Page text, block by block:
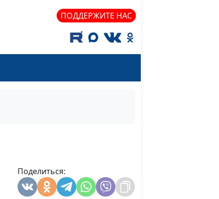
ПОДДЕРЖИТЕ НАС
Поделиться:
Алина Караченцева,
психолог
Мария Мараханова,
Алина Караченцева,
#947
с
Юлия Синицына,
#946
путь к
Юлия Синицына,
Алина Караченцева,
психолог